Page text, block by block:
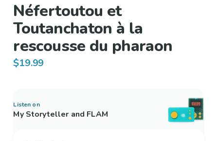
Néfertoutou et
Toutanchaton à la
rescousse du pharaon
$19.99
Listen on
My Storyteller and FLAM